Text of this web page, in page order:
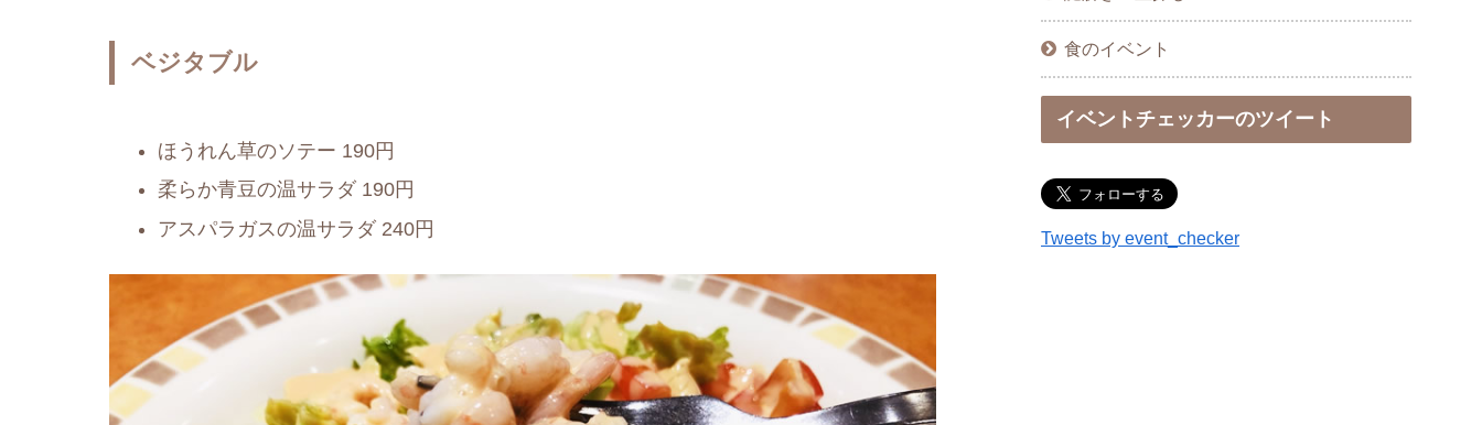
ベジタブル
ほうれん草のソテー 190円
柔らか青豆の温サラダ 190円
アスパラガスの温サラダ 240円
食のイベント
イベントチェッカーのツイート
Tweets by event_checker